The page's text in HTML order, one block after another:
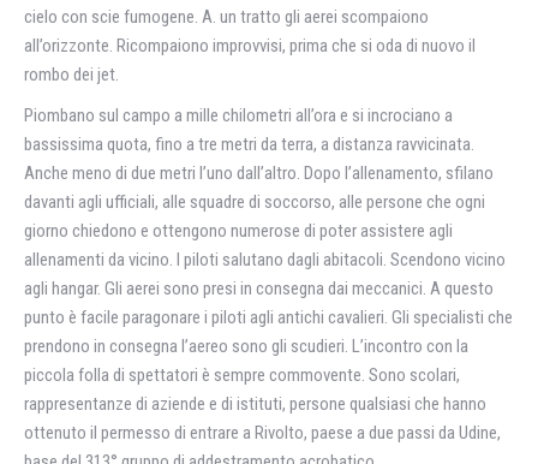
cielo con scie fumogene. A. un tratto gli aerei scompaiono
all’orizzonte. Ricompaiono improvvisi, prima che si oda di nuovo il
rombo dei jet.
Piombano sul campo a mille chilometri all’ora e si incrociano a
bassissima quota, fino a tre metri da terra, a distanza ravvicinata.
Anche meno di due metri l’uno dall’altro. Dopo l’allenamento, sfilano
davanti agli ufficiali, alle squadre di soccorso, alle persone che ogni
giorno chiedono e ottengono numerose di poter assistere agli
allenamenti da vicino. I piloti salutano dagli abitacoli. Scendono vicino
agli hangar. Gli aerei sono presi in consegna dai meccanici. A questo
punto è facile paragonare i piloti agli antichi cavalieri. Gli specialisti che
prendono in consegna l’aereo sono gli scudieri. L’incontro con la
piccola folla di spettatori è sempre commovente. Sono scolari,
rappresentanze di aziende e di istituti, persone qualsiasi che hanno
ottenuto il permesso di entrare a Rivolto, paese a due passi da Udine,